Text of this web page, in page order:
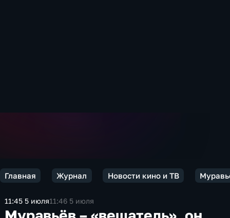
Главная Журнал Новости кино и ТВ
11:45 5 июля11:46 5 июля